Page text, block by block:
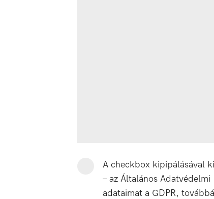
A checkbox kipipálásával
– az Általános Adatvédelmi
adataimat a GDPR,